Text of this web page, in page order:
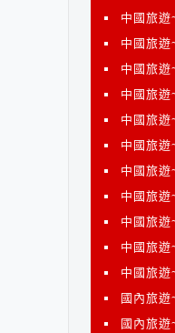
中國旅遊
中國旅遊
中國旅遊
中國旅遊
中國旅遊
中國旅
中國旅遊
中國旅遊
中國旅遊
中國旅遊
中國旅遊
國內旅遊
國內旅遊